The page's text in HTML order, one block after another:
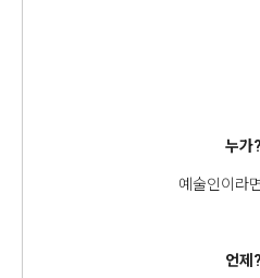
누가?
예술인이라
언제?